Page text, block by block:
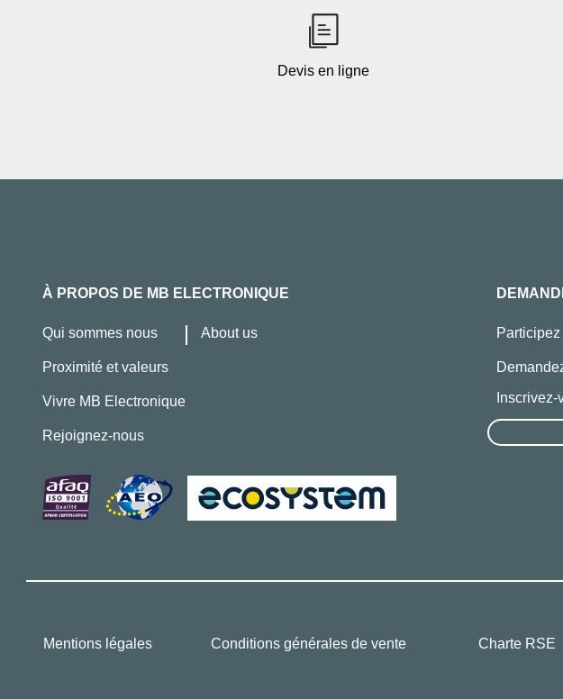
Devis en ligne
À PROPOS DE MB ELECTRONIQUE
Qui sommes nous About us
Proximité et valeurs
Vivre MB Electronique
Rejoignez-nous
Mentions légales Conditions générales de vente Charte RSE